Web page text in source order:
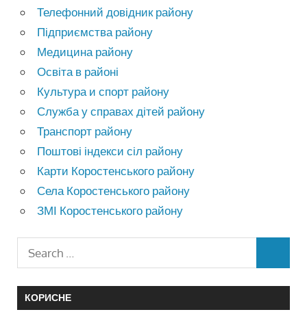
Телефонний довідник району
Підприємства району
Медицина району
Освіта в районі
Культура и спорт району
Служба у справах дітей району
Транспорт району
Поштові індекси сіл району
Карти Коростенського району
Села Коростенського району
ЗМІ Коростенського району
КОРИСНЕ